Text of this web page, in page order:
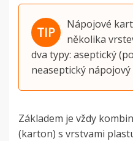
Nápojové
několika
dva typy: aseptický
neaseptický
Základem je vždy
(karton) s vrstvami